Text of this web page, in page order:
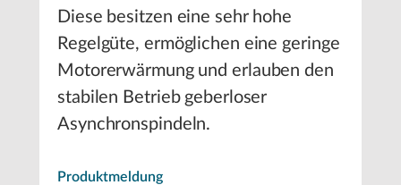
Diese besitzen eine sehr hohe
Regelgüte, ermöglichen eine geringe
Motorerwärmung und erlauben den
stabilen Betrieb geberloser
Asynchronspindeln.
Produktmeldung